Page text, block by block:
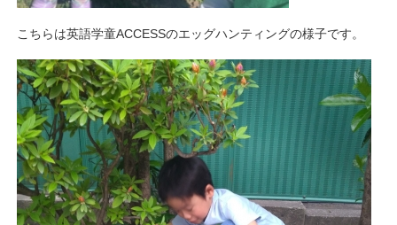
こちらは英語学童ACCESSのエッグハンティングの様子です。